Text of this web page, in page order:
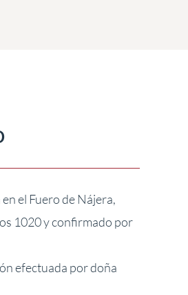
el Fuero de Nájera,
1020 y confirmado por
efectuada por doña